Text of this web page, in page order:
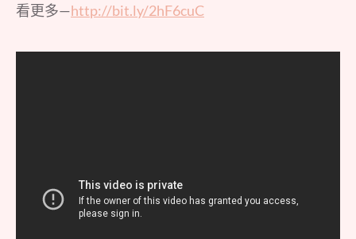
看更多—http://bit.ly/2hF6cuC